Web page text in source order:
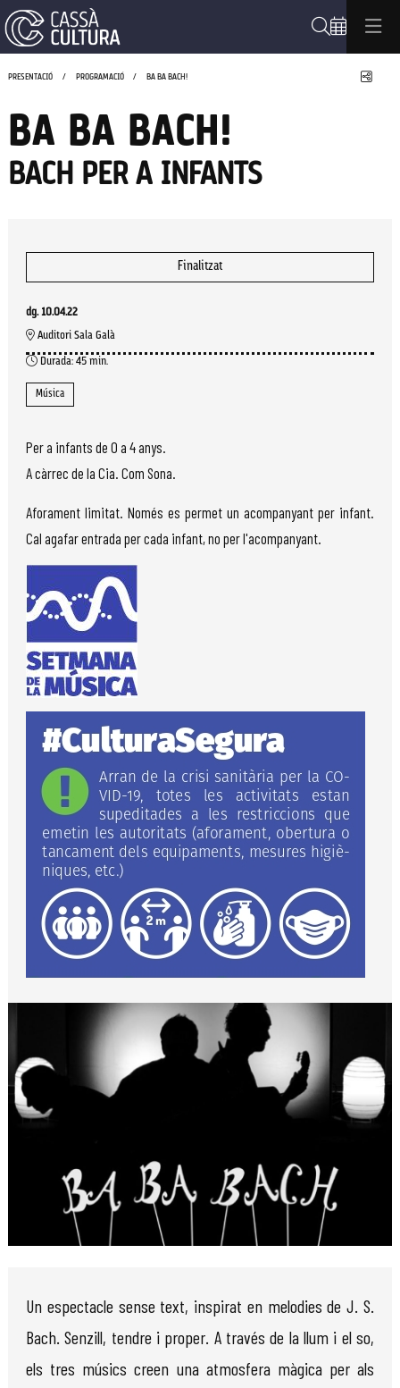
PRESENTACIÓ PROGRAMACIÓ BA BA BACH!
BA BA BACH!
BACH PER A INFANTS
Finalitzat
dg. 10.04.22
Auditori Sala Galà
Durada: 45 min.
Música
Per a infants de 0 a 4 anys.
A càrrec de la Cia. Com Sona.
Aforament limitat. Només es permet un acompanyant per infant.
Cal agafar entrada per cada infant, no per l'acompanyant.
Un espectacle sense text, inspirat en melodies de J. S.
Bach. Senzill, tendre i proper. A través de la llum i el so,
els tres músics creen una atmosfera màgica per als